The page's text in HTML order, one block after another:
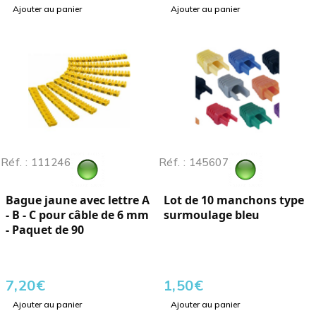
Ajouter au panier Ajouter au panier
Réf. : 111246
Bague jaune avec lettre A
- B - C pour câble de 6 mm
- Paquet de 90
7,20€
Ajouter au panier
Réf. : 145607
Lot de 10 manchons type
surmoulage bleu
1,50€
Ajouter au panier